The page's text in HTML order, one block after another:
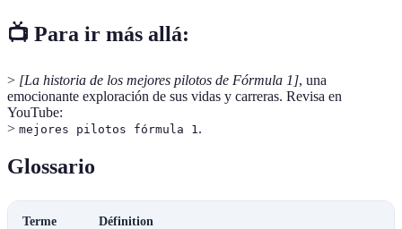
📺 Para ir más allá:
> [La historia de los mejores pilotos de Fórmula 1], una
emocionante exploración de sus vidas y carreras. Revisa en
YouTube:
> mejores pilotos fórmula 1 .
Glossario
Terme Définition